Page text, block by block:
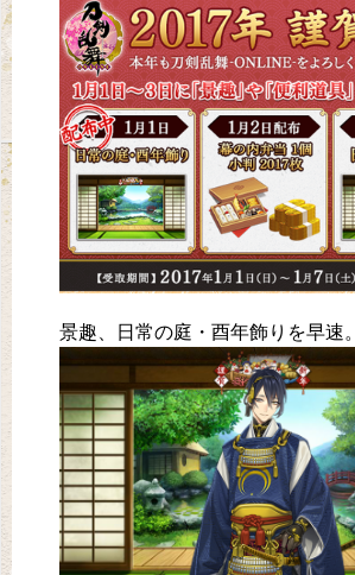
景趣、日常の庭・酉年飾りを早速。